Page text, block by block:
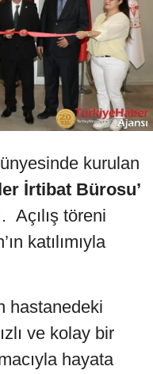
kurulan
İrtibat Bürosu’
Açılış töreni
katılımıyla
hastanedeki
ve kolay bir
hayata